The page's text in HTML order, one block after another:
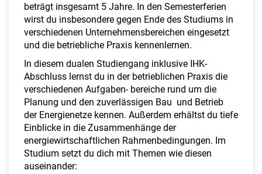
beträgt insgesamt 5 Jahre. In den Semesterferien
wirst du insbesondere gegen Ende des Studiums in
verschiedenen Unternehmensbereichen eingesetzt
und die betriebliche Praxis kennenlernen.
In diesem dualen Studiengang inklusive IHK-
Abschluss lernst du in der betrieblichen Praxis die
verschiedenen Aufgaben- bereiche rund um die
Planung und den zuverlässigen Bau und Betrieb
der Energienetze kennen. Außerdem erhältst du tiefe
Einblicke in die Zusammenhänge der
energiewirtschaftlichen Rahmenbedingungen. Im
Studium setzt du dich mit Themen wie diesen
auseinander: